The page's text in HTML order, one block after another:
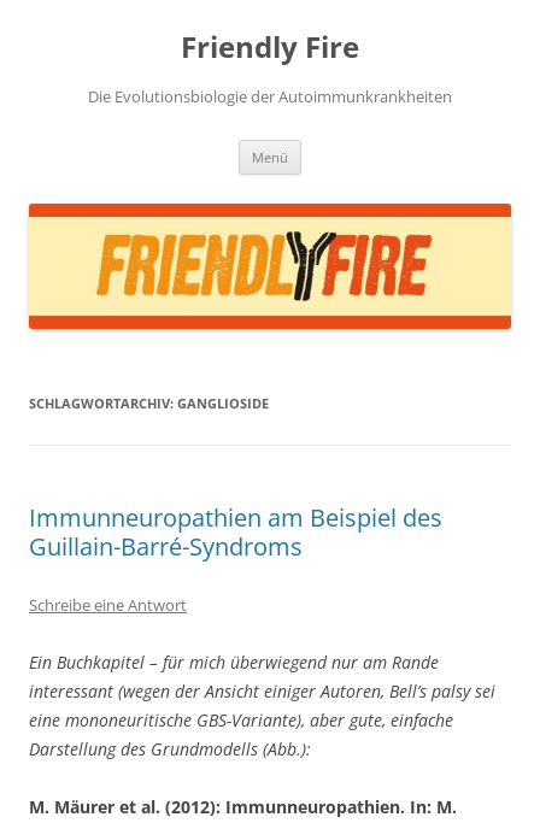
Friendly Fire
Die Evolutionsbiologie der Autoimmunkrankheiten
Menü
SCHLAGWORTARCHIV: GANGLIOSIDE
Immunneuropathien am Beispiel des
Guillain-Barré-Syndroms
Schreibe eine Antwort
Ein Buchkapitel – für mich überwiegend nur am Rande
interessant (wegen der Ansicht einiger Autoren, Bell’s palsy sei
eine mononeuritische GBS-Variante), aber gute, einfache
Darstellung des Grundmodells (Abb.):
M. Mäurer et al. (2012): Immunneuropathien. In: M.